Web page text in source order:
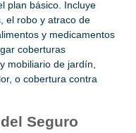
plan básico. Incluye
el robo y atraco de
y medicamentos
coberturas
mobiliario de jardín,
o cobertura contra
Seguro